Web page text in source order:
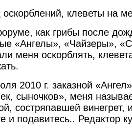
оскорблений, клеветы на
как грибы после
«Ангелы», «Чайзеры»,
меня оскорблять,
2010 г. заказной
сыночков», меня
состряпавшей винегрет,
и подавитесь.. Редактор